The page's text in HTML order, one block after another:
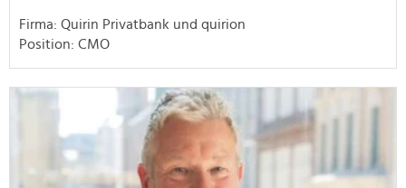
Firma: Quirin Privatbank und quirion
Position: CMO